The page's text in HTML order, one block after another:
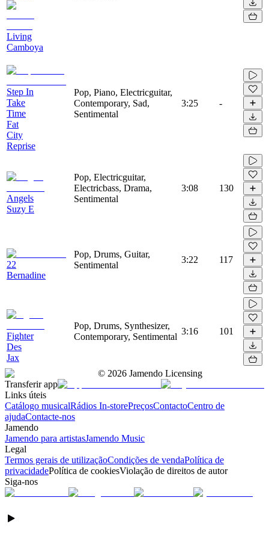
Living
Camboya
Step In
Take
Time
Fat
City
Reprise
Pop, Piano, Electricguitar,
Contemporary, Sad,
Sentimental
3:25 -
Angels
Suzy E
Pop, Electricguitar,
Electricbass, Drama,
Sentimental
3:08 130
22
Bernadine
Pop, Drums, Guitar,
Sentimental
3:22 117
Fighter
Des
Jax
Pop, Drums, Synthesizer,
Contemporary, Sentimental
3:16 101
© 2026 Jamendo Licensing
Transferir app
Links úteis
Catálogo musicalRádios In-storePreçosContactoCentro de
ajudaContacte-nos
Jamendo
Jamendo para artistasJamendo Music
Legal
Termos gerais de utilizaçãoCondições de vendaPolítica de
privacidadePolítica de cookiesViolação de direitos de autor
Siga-nos